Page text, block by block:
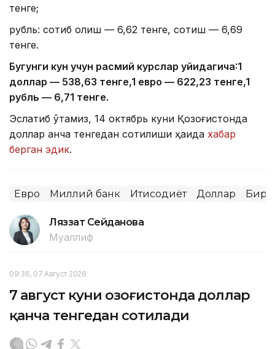
тенге;
рубль: сотиб олиш — 6,62 тенге, сотиш — 6,69
тенге.
Бугунги кун учун расмий курслар қуйидагича:1
доллар — 538,63 тенге,1 евро — 622,23 тенге,1
рубль — 6,71 тенге.
Эслатиб ўтамиз, 14 октябрь куни Қозоғистонда
доллар қанча тенгедан сотилиши ҳақида хабар
берган эдик.
Евро Миллий банк Иқтисодиёт Доллар
Ляззат Сейданова
Муаллиф
09:36, 07 Август 2026
7 август куни Қозоғистонда доллар
қанча тенгедан сотилади